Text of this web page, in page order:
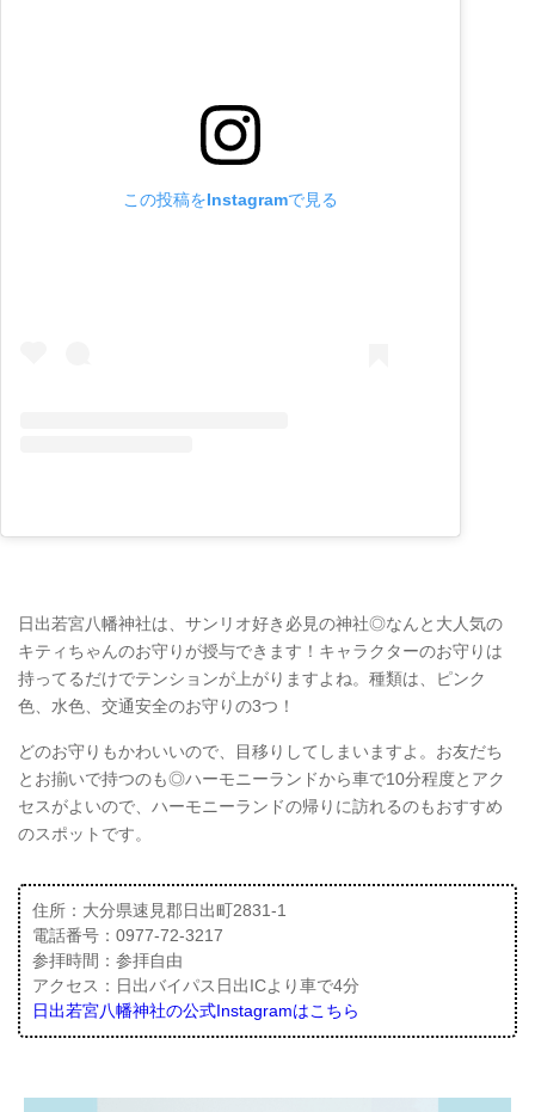
この投稿をInstagramで見る
日出若宮八幡神社は、サンリオ好き必見の神社◎なんと大人気の
キティちゃんのお守りが授与できます！キャラクターのお守りは
持ってるだけでテンションが上がりますよね。種類は、ピンク
色、水色、交通安全のお守りの3つ！
どのお守りもかわいいので、目移りしてしまいますよ。お友だち
とお揃いで持つのも◎ハーモニーランドから車で10分程度とアク
セスがよいので、ハーモニーランドの帰りに訪れるのもおすすめ
のスポットです。
住所：大分県速見郡日出町2831‐1
電話番号：0977-72-3217
参拝時間：参拝自由
アクセス：日出バイパス日出ICより車で4分
日出若宮八幡神社の公式Instagramはこちら